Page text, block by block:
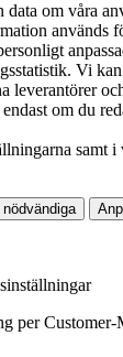
om våra
används
Vi
leverantörer
om du
samt i
nödvändiga
per Customer-